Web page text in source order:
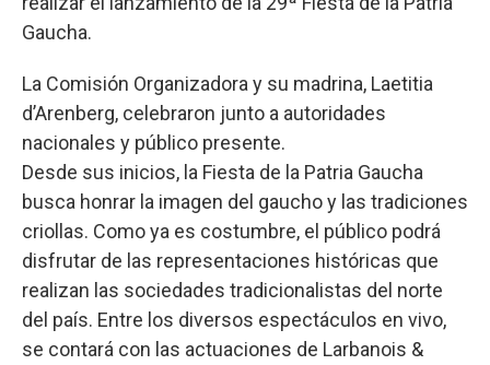
Gaucha.
La Comisión Organizadora y su madrina, Laetitia
d’Arenberg, celebraron junto a autoridades
nacionales y público presente.
Desde sus inicios, la Fiesta de la Patria Gaucha
busca honrar la imagen del gaucho y las tradiciones
criollas. Como ya es costumbre, el público podrá
disfrutar de las representaciones históricas que
realizan las sociedades tradicionalistas del norte
del país. Entre los diversos espectáculos en vivo,
se contará con las actuaciones de Larbanois &